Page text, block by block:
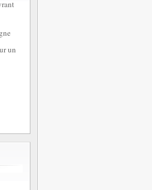
un